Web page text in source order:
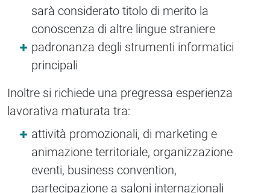
sarà considerato titolo di merito la
conoscenza di altre lingue straniere
padronanza degli strumenti informatici
principali
Inoltre si richiede una pregressa esperienza
lavorativa maturata tra:
attività promozionali, di marketing e
animazione territoriale, organizzazione
eventi, business convention,
partecipazione a saloni internazionali